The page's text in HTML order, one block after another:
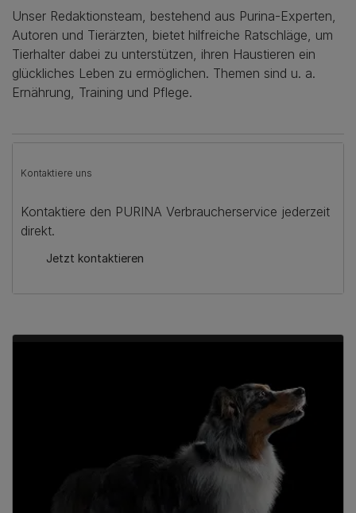
Unser Redaktionsteam, bestehend aus Purina-Experten,
Autoren und Tierärzten, bietet hilfreiche Ratschläge, um
Tierhalter dabei zu unterstützen, ihren Haustieren ein
glückliches Leben zu ermöglichen. Themen sind u. a.
Ernährung, Training und Pflege.
Kontaktiere uns
Kontaktiere den PURINA Verbraucherservice jederzeit
direkt.
Jetzt kontaktieren